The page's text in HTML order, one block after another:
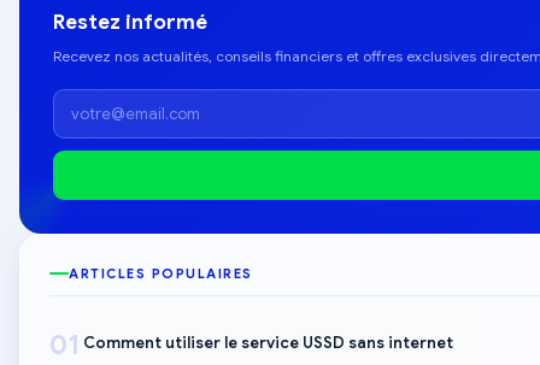
Restez informé
Recevez nos actualités, conseils financiers et offres exclusives
ARTICLES POPULAIRES
01 Comment utiliser le service USSD sans internet